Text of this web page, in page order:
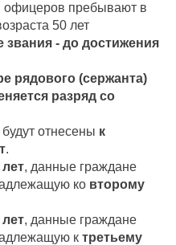
офицеров пребывают в
50 лет
- до достижения
рядового (сержанта)
разряд со
отнесены к
.
, данные граждане
ко второму
, данные граждане
к третьему